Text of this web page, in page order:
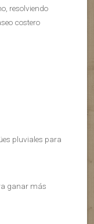
resolviendo
costero
pluviales para
ganar más